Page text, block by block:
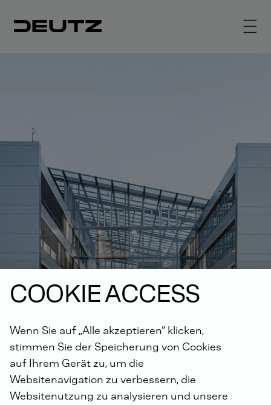
IHR WEG ZUR DEUTZ
COOKIE ACCESS
Wenn Sie auf „Alle akzeptieren“ klicken,
stimmen Sie der Speicherung von Cookies
auf Ihrem Gerät zu, um die
Websitenavigation zu verbessern, die
Websitenutzung zu analysieren und unsere